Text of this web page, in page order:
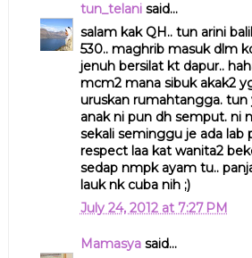
tun_telanisaid...
salam kak QH.. tun arini
530.. maghrib masuk dlm
jenuh bersilat kt dapur..
mcm2 mana sibuk akak2
uruskan rumahtangga. tun
anak ni pun dh semput. ni
sekali seminggu je ada
respect laa kat wanita2
sedap nmpk ayam tu..
lauk nk cuba nih ;)
July 24, 2012 at 7:27 PM
Mamasyasaid...